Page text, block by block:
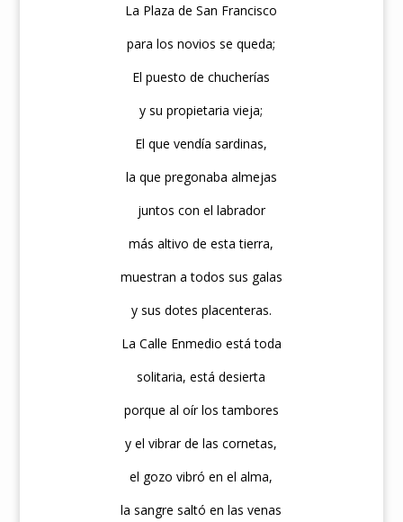
La Plaza de San Francisco
para los novios se queda;
El puesto de chucherías
y su propietaria vieja;
El que vendía sardinas,
la que pregonaba almejas
juntos con el labrador
más altivo de esta tierra,
muestran a todos sus galas
y sus dotes placenteras.
La Calle Enmedio está toda
solitaria, está desierta
porque al oír los tambores
y el vibrar de las cornetas,
el gozo vibró en el alma,
la sangre saltó en las venas